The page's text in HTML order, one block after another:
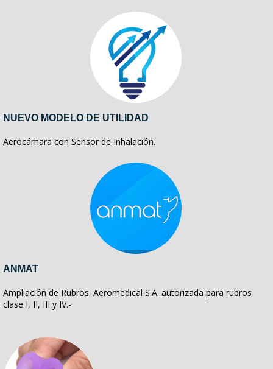
NUEVO MODELO DE UTILIDAD
Aerocámara con Sensor de Inhalación.
ANMAT
Ampliación de Rubros. Aeromedical S.A. autorizada para rubros
clase I, II, III y IV.-